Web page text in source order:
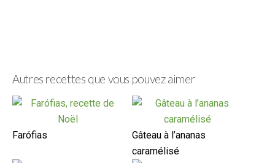
Autres recettes que vous pouvez aimer
Farófias
Gâteau à l’ananas
caramélisé